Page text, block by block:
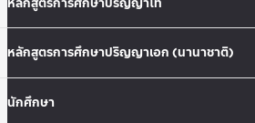
หลักสูตรการศึกษาปริญญาเอก (นานาชาติ)
นักศึกษา